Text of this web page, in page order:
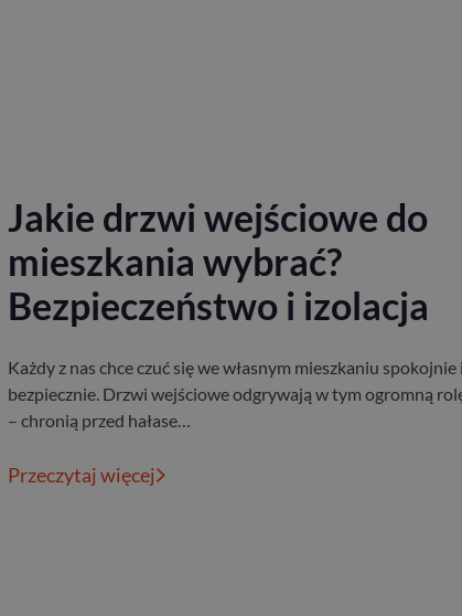
Jakie drzwi wejściowe do
mieszkania wybrać?
Bezpieczeństwo i izolacja
Każdy z nas chce czuć się we własnym mieszkaniu spokojnie i
bezpiecznie. Drzwi wejściowe odgrywają w tym ogromną
– chronią przed hałase…
Przeczytaj więcej